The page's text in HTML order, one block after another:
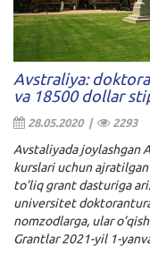
Avstraliya:
va 18500 dollar
28.05.2020 | 2293
Avstaliyada joylashgan
kurslari uchun ajratilgan
to’liq grant dasturiga
universitet
nomzodlarga, ular
Grantlar 2021-yil 1-